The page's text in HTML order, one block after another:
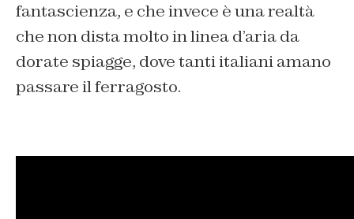
fantascienza, e che invece è una realtà
che non dista molto in linea d’aria da
dorate spiagge, dove tanti italiani amano
passare il ferragosto.